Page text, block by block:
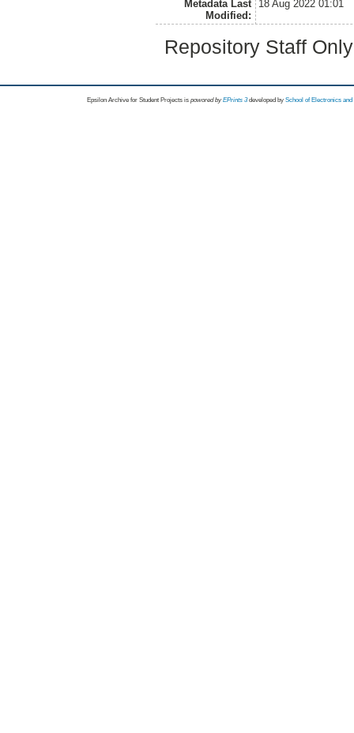
Metadata Last
Modified:
18 Aug 2022 01:01
Repository Staff
Epsilon Archive for Student Projects is powored byEPrints 3 developed by School of Electronics